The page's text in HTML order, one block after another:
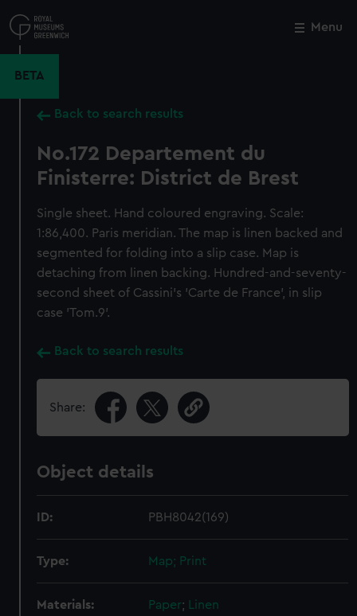
to
main
Menu
BETA
Back to search results
No.172 Departement du
Finisterre: District de Brest
Single sheet. Hand coloured engraving. Scale:
1:86,400. Paris meridian. The map is linen backed and
segmented for folding into a slip case. Map is
detaching from linen backing. Hundred-and-seventy-
second sheet of Cassini's 'Carte de France', in slip
case 'Tom.9'.
Back to search results
Share:
Object details
ID: PBH8042(169)
Type: Map; Print
Materials: Paper; Linen
Close